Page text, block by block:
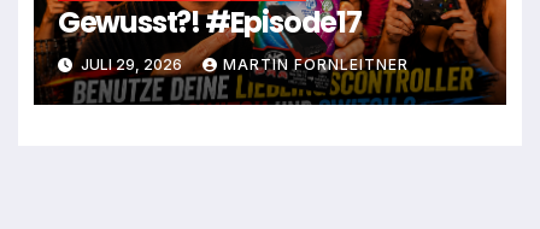
Gewusst?! #Episode17
JULI 29, 2026 MARTIN FORNLEITNER